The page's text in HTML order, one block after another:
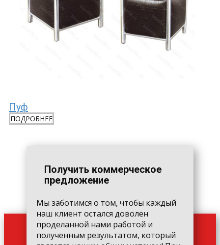
Пуф
ПОДРОБНЕЕ
Получить коммерческое
предложение
Мы заботимся о том, чтобы каждый
наш клиент остался доволен
проделанной нами работой и
полученным результатом, который